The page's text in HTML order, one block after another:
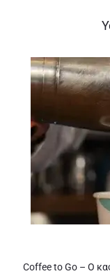
Coffee to Go – Ο